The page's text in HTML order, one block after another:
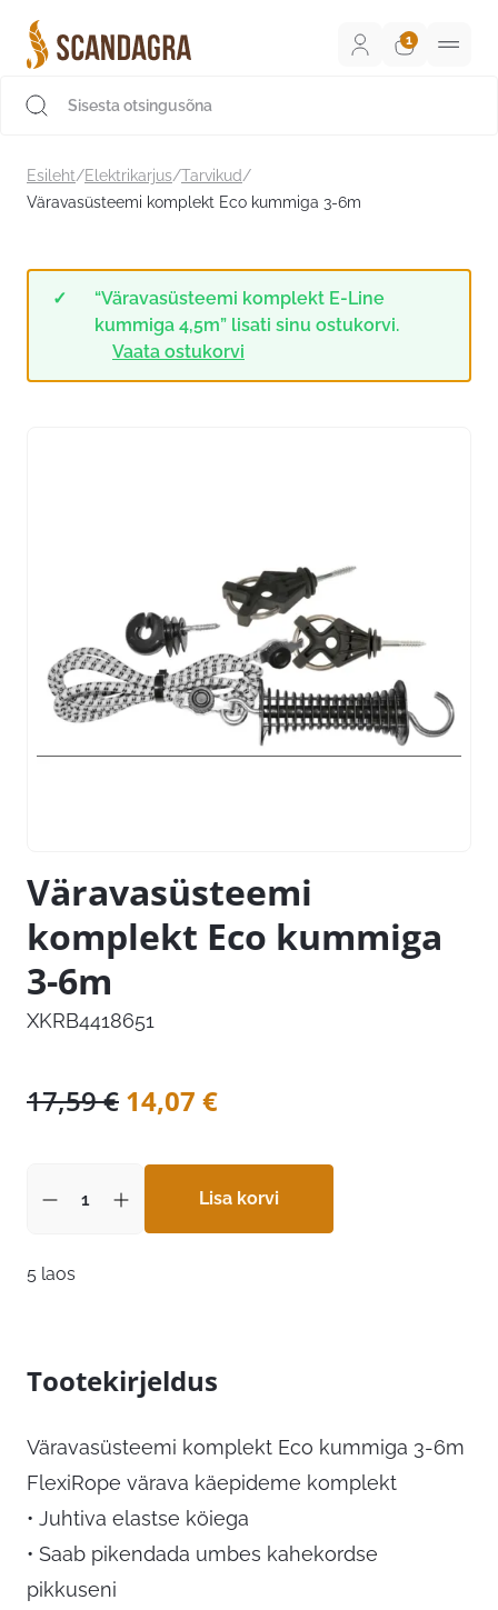
sisu
juurde
Esileht/Elektrikarjus/Tarvikud/
Väravasüsteemi komplekt Eco kummiga 3-6m
“Väravasüsteemi komplekt E-Line
kummiga 4,5m” lisati sinu ostukorvi.
Vaata ostukorvi
Väravasüsteemi
komplekt Eco kummiga
3-6m
XKRB4418651
17,59€ Algne
oli:
17,59 €.
14,07 €Praegune
on:
14,07 €.
Lisa korvi
5 laos
Tootekirjeldus
Väravasüsteemi komplekt Eco kummiga 3-6m
FlexiRope värava käepideme komplekt
• Juhtiva elastse köiega
• Saab pikendada umbes kahekordse
pikkuseni